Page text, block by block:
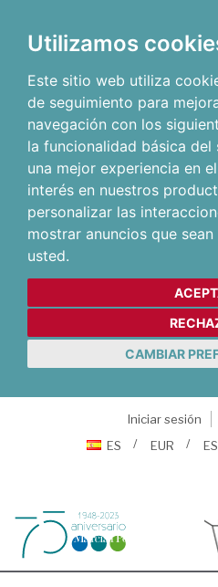
Utilizamos
Este sitio web utiliza
de seguimiento para
navegación con los
la funcionalidad básica del
una mejor experiencia en
interés en nuestros
personalizar las
mostrar anuncios que
usted.
CAMBIAR
Iniciar sesión
ES
EUR